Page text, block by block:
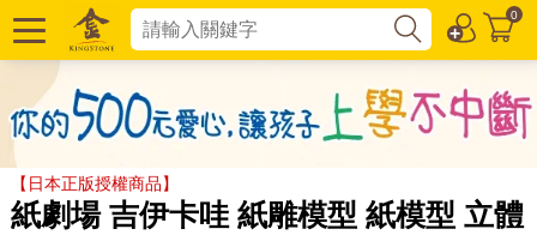
0
【日本正版授權商品】
紙劇場 吉伊卡哇 紙雕模型 紙模型 立體